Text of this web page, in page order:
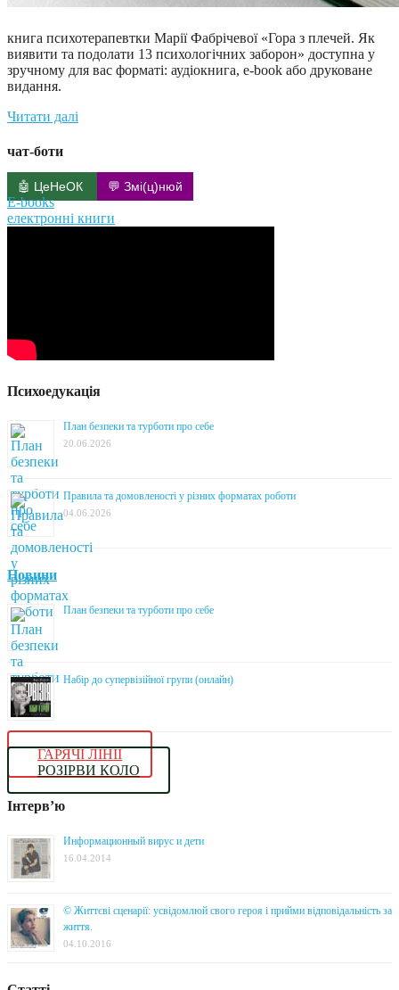
книга психотерапевтки Марії Фабрічевої «Гора з плечей. Як
виявити та подолати 13 психологічних заборон» доступна у
зручному для вас форматі: аудіокнига, e-book або друковане
видання.
Читати далі
чат-боти
🤖 ЦеНеОК 💬 Змі(ц)нюй
E-books
електронні книги
Психоедукація
План безпеки та турботи про себе
20.06.2026
Правила та домовленості у різних форматах роботи
04.06.2026
Новини
План безпеки та турботи про себе
Набір до супервізійної групи (онлайн)
ГАРЯЧІ ЛІНІЇ
РОЗІРВИ КОЛО
Інтерв’ю
Информационный вирус и дети
16.04.2014
© Життєві сценарії: усвідомлюй свого героя і прийми відповідальність за
життя.
04.10.2016